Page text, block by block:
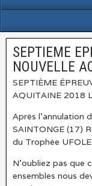
SEPTIEME
NOUVELLE
SEPTIÈME
AQUITAINE 2018
Après l’annulation
SAINTONGE (17)
du Trophée
N’oubliez pas que
ensembles nous